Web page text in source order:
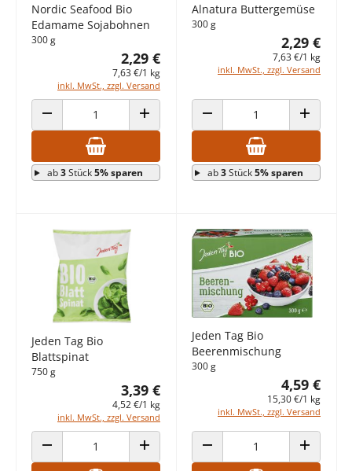
Nordic Seafood Bio
Edamame Sojabohnen
300 g
2,29 €
7,63 €/1 kg
inkl. MwSt., zzgl. Versand
ANZAHL VERRINGERN ANZAHL ERHÖHEN
ab3Stück5% sparen
Alnatura Buttergemüse
300 g
2,29 €
7,63 €/1 kg
inkl. MwSt., zzgl. Versand
ANZAHL VERRINGERN ANZAHL
ab3Stück5% sparen
Jeden Tag Bio
Blattspinat
750 g
3,39 €
4,52 €/1 kg
inkl. MwSt., zzgl. Versand
ANZAHL VERRINGERN ANZAHL ERHÖHEN
Jeden Tag Bio
Beerenmischung
300 g
4,59 €
15,30 €/1 kg
inkl. MwSt., zzgl. Versand
ANZAHL VERRINGERN ANZAHL